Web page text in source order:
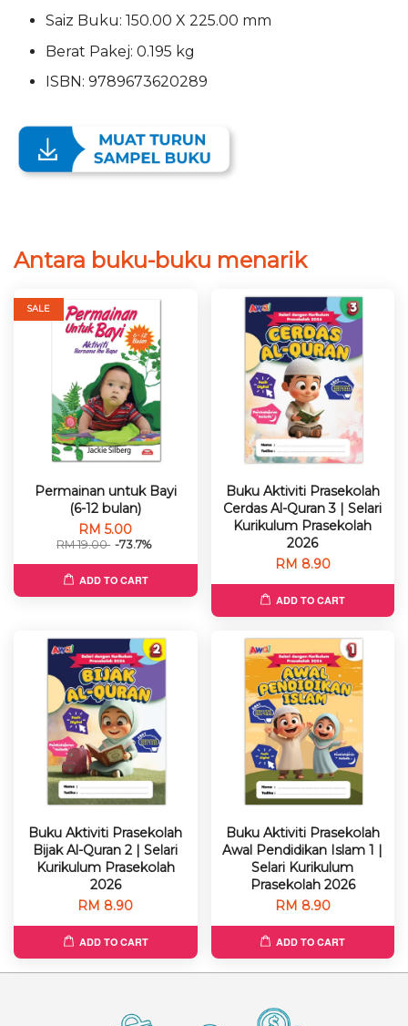
Saiz Buku: 150.00 X 225.00 mm
Berat Pakej: 0.195 kg
ISBN: 9789673620289
Antara buku-buku menarik
SALE
Permainan untuk Bayi
(6-12 bulan)
RM 5.00
RM 19.00 -73.7%
ADD TO CART
Buku Aktiviti Prasekolah
Cerdas Al-Quran 3 | Selari
Kurikulum Prasekolah
2026
RM 8.90
ADD TO CART
Buku Aktiviti Prasekolah
Bijak Al-Quran 2 | Selari
Kurikulum Prasekolah
2026
RM 8.90
ADD TO CART
Buku Aktiviti Prasekolah
Awal Pendidikan Islam 1 |
Selari Kurikulum
Prasekolah 2026
RM 8.90
ADD TO CART